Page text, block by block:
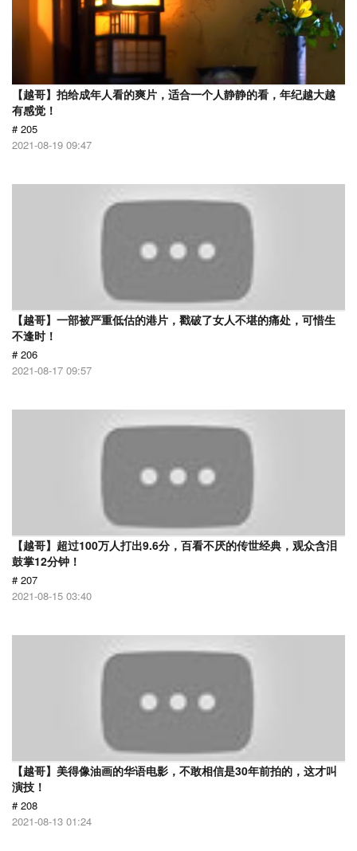
【越哥】拍给成年人看的爽片，适合一个人静静的看，年纪越大越
有感觉！
# 205
2021-08-19 09:47
【越哥】一部被严重低估的港片，戳破了女人不堪的痛处，可惜生
不逢时！
# 206
2021-08-17 09:57
【越哥】超过100万人打出9.6分，百看不厌的传世经典，观众含泪
鼓掌12分钟！
# 207
2021-08-15 03:40
【越哥】美得像油画的华语电影，不敢相信是30年前拍的，这才叫
演技！
# 208
2021-08-13 01:24